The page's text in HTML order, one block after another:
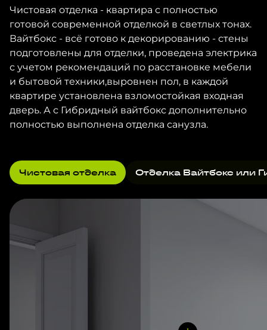
Чистовая отделка - квартира с полностью
готовой современной отделкой в светлых тонах.
Вайтбокс - всё готово к декорированию - стены
подготовлены для отделки, проведена электрика
с учетом рекомендаций по расстановке мебели
и бытовой техники,выровнен пол, в каждой
квартире установлена взломостойкая входная
дверь. А с Гибридный вайтбокс дополнительно
полностью выполнена отделка санузла.
Чистовая отделка Отделка Вайтбокс или